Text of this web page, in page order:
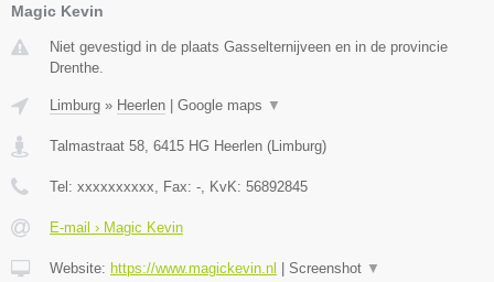
Magic Kevin
Niet gevestigd in de plaats Gasselternijveen en in de provincie
Drenthe.
Limburg » Heerlen | Google maps ▼
Talmastraat 58 6415 HG Heerlen (Limburg)
Tel: xxxxxxxxxx , Fax: - , KvK: 56892845
E-mail › Magic Kevin
Website: https://www.magickevin.nl | Screenshot ▼